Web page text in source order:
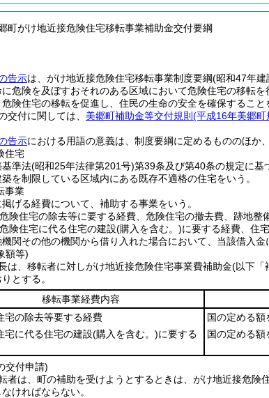
町がけ地近接危険住宅移転事業補助金交付要綱
告示は、がけ地近接危険住宅移転事業制度要綱(昭和47年建
に危険を及ぼすおそれのある区域において危険住宅の移転を
険住宅の移転を促進し、住民の生命の安全を確保すること
交付に関しては、 美郷町補助金等交付規則 (平成16年美郷町
告示における用語の意義は、制度要綱に定めるもののほか、
住宅
基準法(昭和25年法律第201号)第39条及び第40条の規定に基
を制限している区域内にある既存不適格の住宅をいう。
事業
掲げる経費について、補助する事業をいう。
危険住宅の除去等に要する経費、危険住宅の撤去費、跡地整
危険住宅に代る住宅の建設(購入を含む。)に要する経費、住
関その他の機関から借り入れた場合において、当該借入金
額等)
は、移転者に対しがけ地近接危険住宅事業費補助金(以下「
とする。
移転事業経費内容
の除去等要する経費
国の定める額
に代る住宅の建設(購入を含む。)に要する
国の定める額
交付申請)
者は、町の補助を受けようとするときは、がけ地近接危険
ければならない。